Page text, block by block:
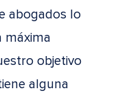
abogados lo
máxima
objetivo
alguna